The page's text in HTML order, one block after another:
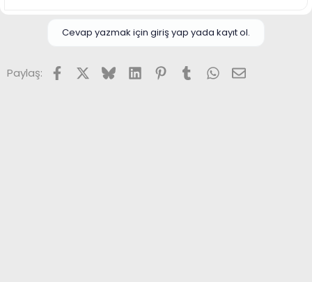
Cevap yazmak için giriş yap yada kayıt ol.
Paylaş: FacebookX (Twitter)
BlueskyLinkedInPinterest
TumblrWhatsApp
E-posta